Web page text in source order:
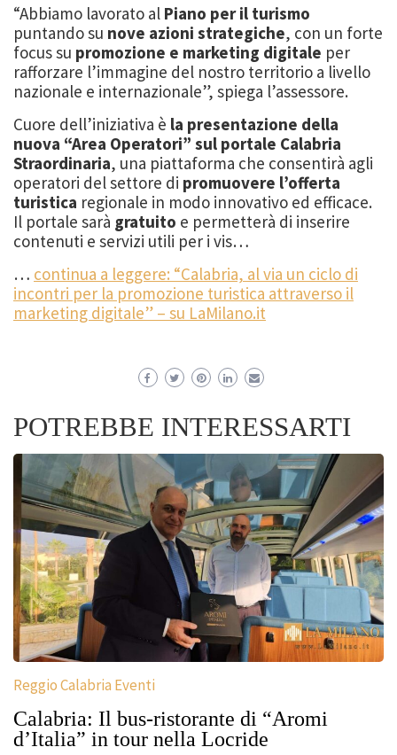
“Abbiamo lavorato al Piano per il turismo
puntando su nove azioni strategiche, con un forte
focus su promozione e marketing digitale per
rafforzare l’immagine del nostro territorio a livello
nazionale e internazionale”, spiega l’assessore.
Cuore dell’iniziativa è la presentazione della
nuova “Area Operatori” sul portale Calabria
Straordinaria, una piattaforma che consentirà agli
operatori del settore di promuovere l’offerta
turistica regionale in modo innovativo ed efficace.
Il portale sarà gratuito e permetterà di inserire
contenuti e servizi utili per i vis…
… continua a leggere: “Calabria, al via un ciclo di
incontri per la promozione turistica attraverso il
marketing digitale” – su LaMilano.it
POTREBBE INTERESSARTI
Reggio Calabria Eventi
Calabria: Il bus-ristorante di “Aromi
d’Italia” in tour nella Locride